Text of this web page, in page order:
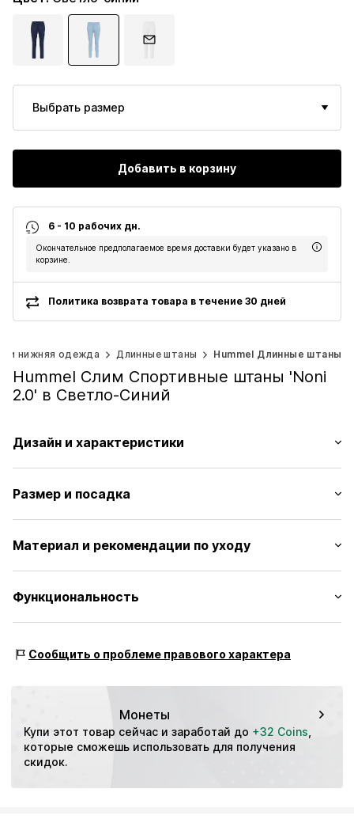
Выбрать размер
Добавить в корзину
6 - 10 рабочих дн.
Окончательное предполагаемое время доставки будет указано в
корзине.
Политика возврата товара в течение 30 дней
и нижняя одежда Длинные штаны Hummel Длинные штаны
Hummel Слим Спортивные штаны 'Noni
2.0' в Светло-Синий
Дизайн и характеристики
Регулируемый обхват талии
Эластичный пояс
Однотонные швы
Размер и посадка
Крой: Слим
Материал и рекомендации по уходу
Материал: 71% Хлопок, 29% Полиэстер - PES
Функциональность
Особенности: Дышащий
Сообщить о проблеме правового характера
Монеты
Купи этот товар сейчас и заработай до +32 Coins
которые сможешь использовать для получения
скидок.